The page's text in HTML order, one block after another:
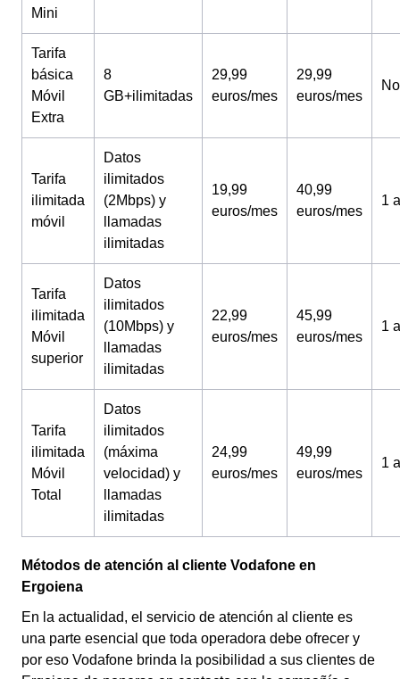
Mini
Tarifa
básica
Móvil
Extra
8
GB+ilimitadas
29,99
euros/mes
29,99
euros/mes
No
Tarifa
ilimitada
móvil
Datos
ilimitados
(2Mbps) y
llamadas
ilimitadas
19,99
euros/mes
40,99
euros/mes
1
Tarifa
ilimitada
Móvil
superior
Datos
ilimitados
(10Mbps) y
llamadas
ilimitadas
22,99
euros/mes
45,99
euros/mes
1
Tarifa
ilimitada
Móvil
Total
Datos
ilimitados
(máxima
velocidad) y
llamadas
ilimitadas
24,99
euros/mes
49,99
euros/mes
1
Métodos de atención al cliente Vodafone en
Ergoiena
En la actualidad, el servicio de atención al cliente es
una parte esencial que toda operadora debe ofrecer y
por eso Vodafone brinda la posibilidad a sus clientes de